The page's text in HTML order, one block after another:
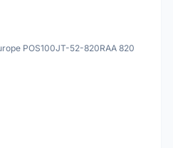
POS100JT-52-820RAA 820